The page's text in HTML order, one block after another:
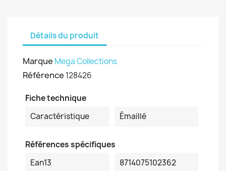
Détails du produit
Marque Mega Collections
Référence 128426
Fiche technique
Caractéristique
Émaillé
Références spécifiques
Ean13
8714075102362